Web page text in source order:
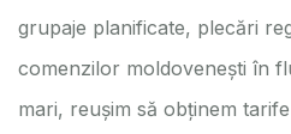
grupaje planificate, plecări
comenzilor moldovenești în
mari, reușim să obținem